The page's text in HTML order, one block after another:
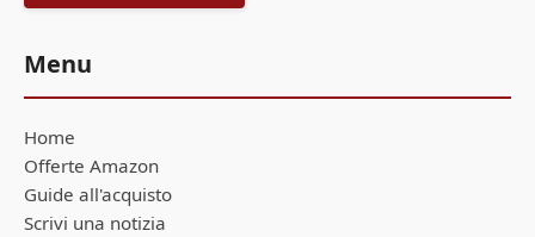
Menu
Home
Offerte Amazon
Guide all'acquisto
Scrivi una notizia